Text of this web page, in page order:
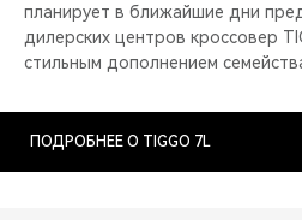
планирует в ближайшие дни
дилерских центров кроссовер
стильным дополнением
ПОДРОБНЕЕ О TIGGO 7L